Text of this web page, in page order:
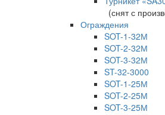
(снят с
Ограждения
SOT-1-32М
SOT-2-32М
SOT-3-32М
ST-32-3000
SOT-1-25М
SOT-2-25М
SOT-3-25М